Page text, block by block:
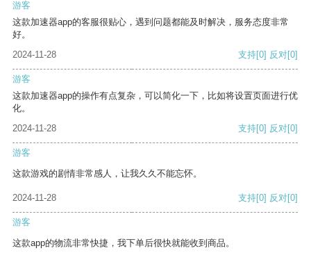
游客
这款加速器app的客服很贴心，遇到问题都能及时解决，服务态度非常
好。
2024-11-28
支持[0] 反对[0]
游客
这款加速器app的操作有点复杂，可以简化一下，比如将设置页面进行优
化。
2024-11-28
支持[0] 反对[0]
游客
这款游戏的剧情非常感人，让我久久不能忘怀。
2024-11-28 支持[0] 反对[0]
游客
这款app的物流非常快捷，我下单后很快就能收到商品。